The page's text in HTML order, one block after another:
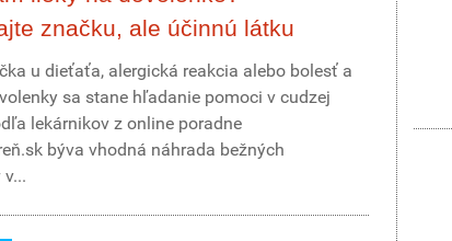
značku, ale účinnú látku
u dieťaťa, alergická reakcia alebo bolesť a
sa stane hľadanie pomoci v cudzej
lekárnikov z online poradne
býva vhodná náhrada bežných